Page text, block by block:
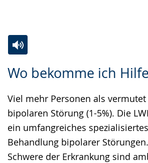
Wo bekomme ich
Viel mehr Personen als
bipolaren Störung (1-5%). Die
ein umfangreiches
Behandlung bipolarer
Schwere der Erkrankung sind
Leichten
wechseln.
Audio-
Video
Deutscher
Gebärdensprache
wird
angezeigt.